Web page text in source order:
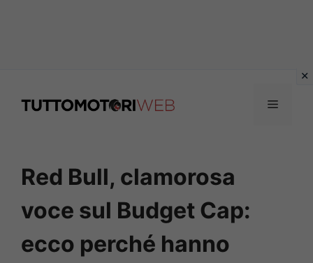
Menu
Red Bull, clamorosa
voce sul Budget Cap:
ecco perché hanno